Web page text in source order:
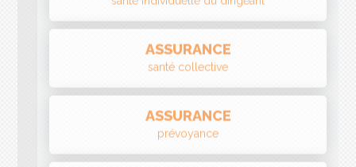
ASSURANCE
prévoyance
ASSURANCE
RCMS hommes clés